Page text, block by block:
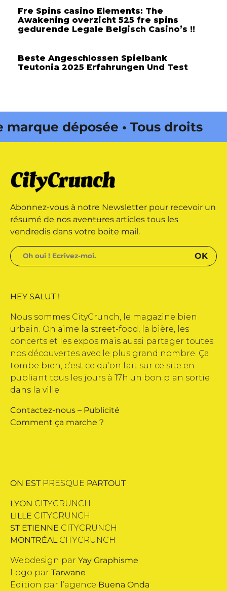
Fre Spins casino Elements: The
Awakening overzicht 525 fre spins
gedurende Legale Belgisch Casino’s !!
Beste Angeschlossen Spielbank
Teutonia 2025 Erfahrungen Und Test
déposée • Tous droits
déposée • Tous droits
par Buena Onda Web •
Abonnez-vous à notre Newsletter pour recevoir un
résumé de nos aventures articles tous les
vendredis dans votre boite mail.
HEY SALUT !
Nous sommes CityCrunch, le magazine bien
urbain. On aime la street-food, la bière, les
concerts et les expos mais aussi partager toutes
nos découvertes avec le plus grand nombre. Ça
tombe bien, c’est ce qu’on fait sur ce site en
publiant tous les jours à 17h un bon plan sortie
dans la ville.
Contactez-nous – Publicité
Comment ça marche ?
ON EST PRESQUE PARTOUT
LYON CITYCRUNCH
LILLE CITYCRUNCH
ST ETIENNE CITYCRUNCH
MONTRÉALCITYCRUNCH
Webdesign par Yay Graphisme
Logo par Tarwane
Edition par l’agence Buena Onda